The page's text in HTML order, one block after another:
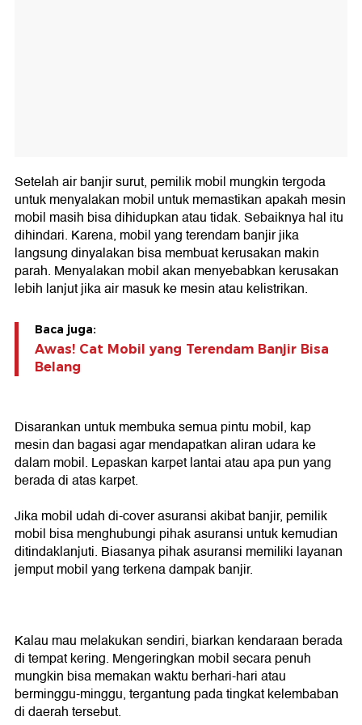
Setelah air banjir surut, pemilik mobil mungkin tergoda
untuk menyalakan mobil untuk memastikan apakah mesin
mobil masih bisa dihidupkan atau tidak. Sebaiknya hal itu
dihindari. Karena, mobil yang terendam banjir jika
langsung dinyalakan bisa membuat kerusakan makin
parah. Menyalakan mobil akan menyebabkan kerusakan
lebih lanjut jika air masuk ke mesin atau kelistrikan.
Baca juga:
Awas! Cat Mobil yang Terendam Banjir Bisa
Belang
Disarankan untuk membuka semua pintu mobil, kap
mesin dan bagasi agar mendapatkan aliran udara ke
dalam mobil. Lepaskan karpet lantai atau apa pun yang
berada di atas karpet.
Jika mobil udah di-cover asuransi akibat banjir, pemilik
mobil bisa menghubungi pihak asuransi untuk kemudian
ditindaklanjuti. Biasanya pihak asuransi memiliki layanan
jemput mobil yang terkena dampak banjir.
Kalau mau melakukan sendiri, biarkan kendaraan berada
di tempat kering. Mengeringkan mobil secara penuh
mungkin bisa memakan waktu berhari-hari atau
berminggu-minggu, tergantung pada tingkat kelembaban
di daerah tersebut.